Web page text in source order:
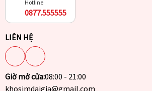
Hotline
0877.555555
LIÊN HỆ
Giờ mở cửa:08:00 - 21:00
khosimdaigia@gmail.com